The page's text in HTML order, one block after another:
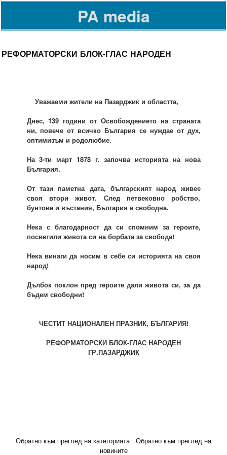
PA media
РЕФОРМАТОРСКИ БЛОК-ГЛАС НАРОДЕН
Уважаеми жители на Пазарджик и областта,
Днес, 139 години от Освобождението на страната
ни, повече от всичко България се нуждае от дух,
оптимизъм и родолюбие.
На 3-ти март 1878 г. започва историята на нова
България.
От тази паметна дата, българският народ живее
своя втори живот. След петвековно робство,
бунтове и въстания, България е свободна.
Нека с благодарност да си спомним за героите,
посветили живота си на борбата за свобода!
Нека винаги да носим в себе си историята на своя
народ!
Дълбок поклон пред героите дали живота си, за да
бъдем свободни!
ЧЕСТИТ НАЦИОНАЛЕН ПРАЗНИК, БЪЛГАРИЯ!
РЕФОРМАТОРСКИ БЛОК-ГЛАС НАРОДЕН
ГР.ПАЗАРДЖИК
Обратно към преглед на категорията
Обратно към преглед на
новините